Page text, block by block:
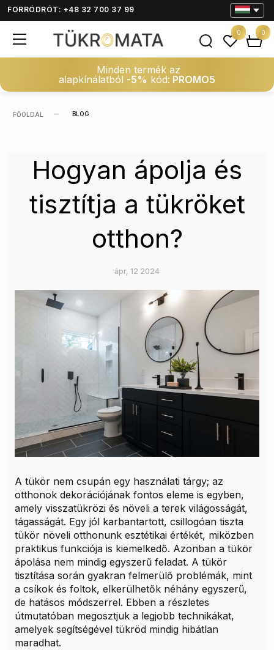
FORRÓDRÓT: +48 32 700 37 99
Minden termék az
alapkínálatból -5% kód: PROMO5
0 0
FŐOLDAL BLOG
Hogyan ápolja és
tisztítja a tükröket
otthon?
ápr, 12 2024
A tükör nem csupán egy használati tárgy; az
otthonok dekorációjának fontos eleme is egyben,
amely visszatükrözi és növeli a terek világosságát,
tágasságát. Egy jól karbantartott, csillogóan tiszta
tükör növeli otthonunk esztétikai értékét, miközben
praktikus funkciója is kiemelkedő. Azonban a tükör
ápolása nem mindig egyszerű feladat. A tükör
tisztítása során gyakran felmerülő problémák, mint
a csíkok és foltok, elkerülhetők néhány egyszerű,
de hatásos módszerrel. Ebben a részletes
útmutatóban megosztjuk a legjobb technikákat,
amelyek segítségével tükröd mindig hibátlan
maradhat.